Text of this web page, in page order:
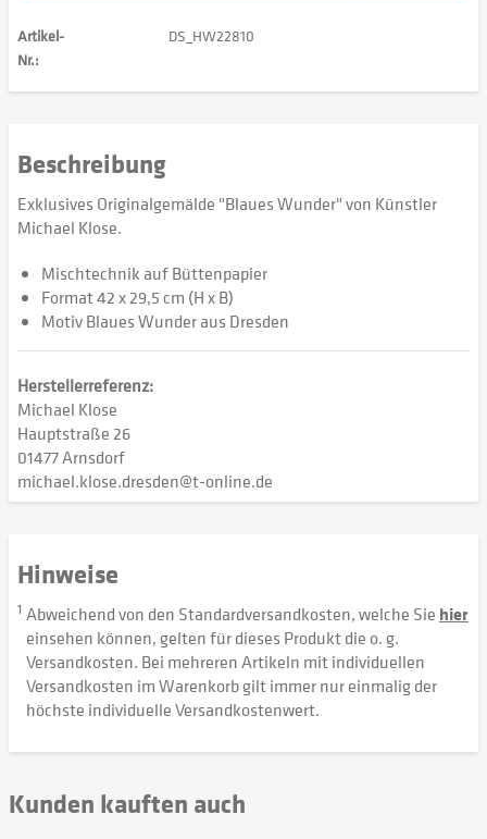
Artikel-
Nr.:
DS_HW22810
Beschreibung
Exklusives Originalgemälde "Blaues Wunder" von Künstler
Michael Klose.
Mischtechnik auf Büttenpapier
Format 42 x 29,5 cm (H x B)
Motiv Blaues Wunder aus Dresden
Herstellerreferenz:
Michael Klose
Hauptstraße 26
01477 Arnsdorf
michael.klose.dresden@t-online.de
Hinweise
1 Abweichend von den Standardversandkosten, welche Sie hier
einsehen können, gelten für dieses Produkt die o. g.
Versandkosten. Bei mehreren Artikeln mit individuellen
Versandkosten im Warenkorb gilt immer nur einmalig der
höchste individuelle Versandkostenwert.
Kunden kauften auch